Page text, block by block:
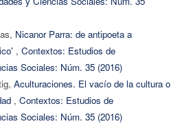
Nicanor Parra: de antipoeta a
, Contextos: Estudios de
Sociales: Núm. 35 (2016)
Aculturaciones. El vacío de la cultura o
, Contextos: Estudios de
Sociales: Núm. 35 (2016)